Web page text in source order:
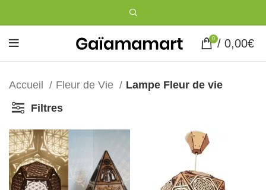
0 / 0,00€
Accueil Fleur de Vie
Lampe Fleur de vie
Filtres